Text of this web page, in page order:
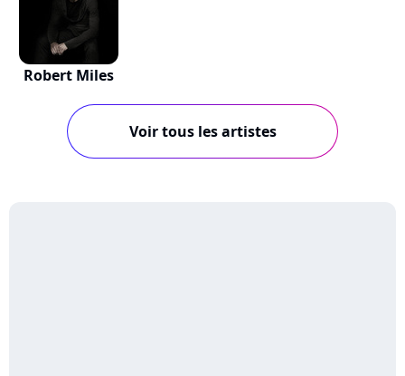
Robert Miles
Voir tous les artistes